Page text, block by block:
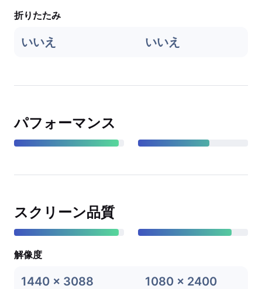
折りたたみ
いいえ いいえ
パフォーマンス
スクリーン品質
解像度
1440 x 3088 1080 x 2400